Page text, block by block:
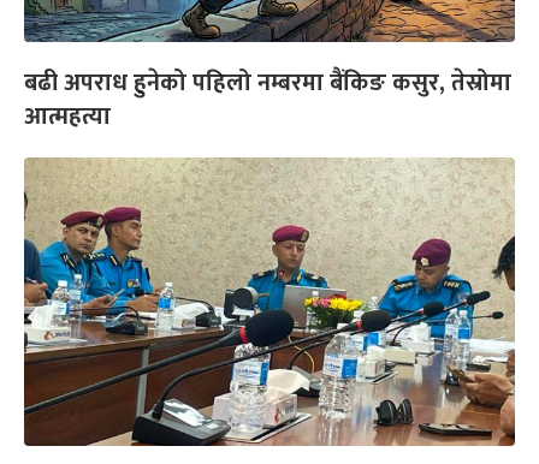
बढी अपराध हुनेको पहिलो नम्बरमा बैंकिङ कसुर, तेस्रोमा
आत्महत्या